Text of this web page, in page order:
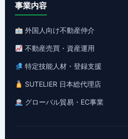
事業内容
外国人向け不動産仲介
不動産売買・資産運用
特定技能人材・登録支援
SUTELIER 日本総代理店
グローバル貿易・EC事業